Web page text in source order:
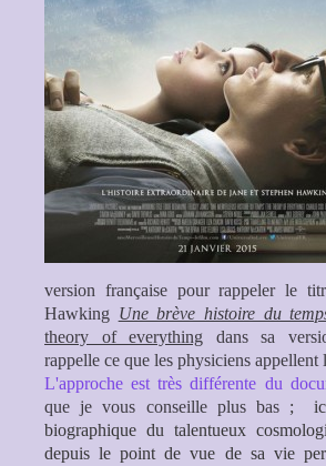
version française pour rappeler le
Hawking Une brève histoire du
theory of everything dans sa
rappelle ce que les physiciens appellent
L'approche est très différente du
que je vous conseille plus bas ; ici
biographique du talentueux
depuis le point de vue de sa vie